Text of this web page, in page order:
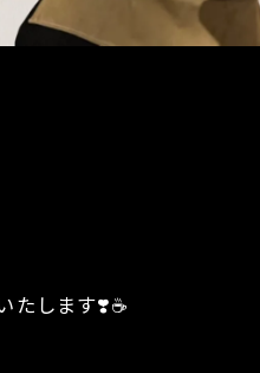
たします❣️☕️